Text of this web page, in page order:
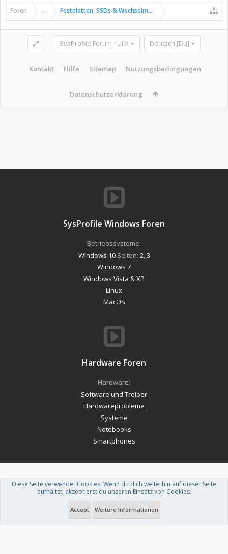
Foren ... Festplatten, SSDs & Wechselmedien
SysProfile Forum - UI.X Deutsch [Du]
Kontakt Hilfe Sitemap Nutzungsbedingungen
Datenschutzerklärung
SysProfile Windows Foren
Betriebssysteme:
Windows 10Seiten: 2,3
Windows 7
Windows Vista & XP
Linux
MacOS
Hardware Foren
Hardware:
Software und Treiber
Hardwareprobleme
Systeme
Notebooks
Smartphones
Forum software by XenForo™-Deutsch von xenDach
Theme designed by ThemeHouse.
Diese Seite verwendet Cookies. Wenn du dich weiterhin auf dieser Seite
aufhältst, akzeptierst du unseren Einsatz von Cookies.
Accept Weitere Informationen